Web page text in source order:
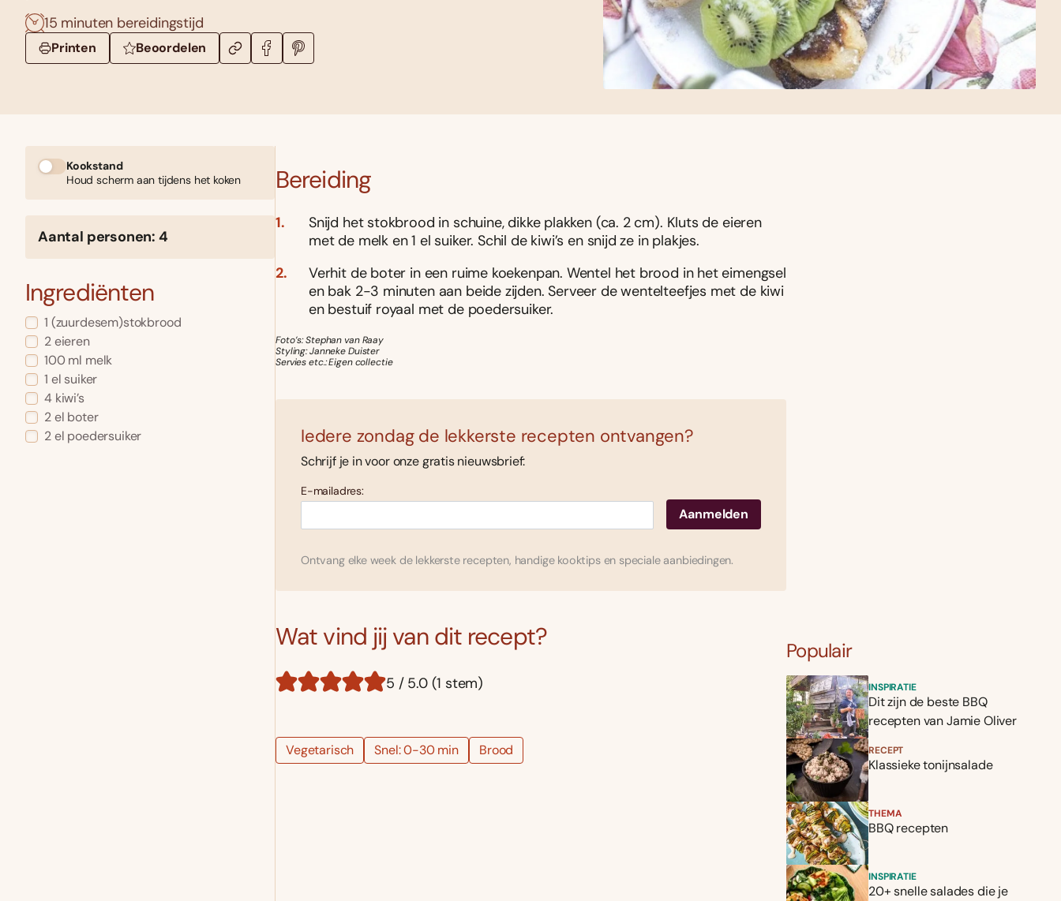
15 minuten bereidingstijd
Printen Beoordelen
Kookstand
Houd scherm aan tijdens het koken
Aantal personen: 4
Ingrediënten
1 (zuurdesem)stokbrood
2 eieren
100 ml melk
1 el suiker
4 kiwi’s
2 el boter
2 el poedersuiker
Bereiding
Snijd het stokbrood in schuine, dikke plakken (ca. 2 cm). Kluts de eieren
met de melk en 1 el suiker. Schil de kiwi’s en snijd ze in plakjes.
Verhit de boter in een ruime koekenpan. Wentel het brood in het eimengsel
en bak 2-3 minuten aan beide zijden. Serveer de wentelteefjes met de kiwi
en bestuif royaal met de poedersuiker.
Foto’s: Stephan van Raay
Styling: Janneke Duister
Servies etc.: Eigen collectie
Iedere zondag de lekkerste recepten ontvangen?
Schrijf je in voor onze gratis nieuwsbrief:
E-mailadres:
Ontvang elke week de lekkerste recepten, handige kooktips en speciale aanbiedingen.
Wat vind jij van dit recept?
5 / 5.0 (1 stem)
Vegetarisch Snel: 0-30 min Brood
Populair
INSPIRATIE
Dit zijn de beste BBQ
recepten van Jamie Oliver
RECEPT
Klassieke tonijnsalade
THEMA
BBQ recepten
INSPIRATIE
20+ snelle salades die je